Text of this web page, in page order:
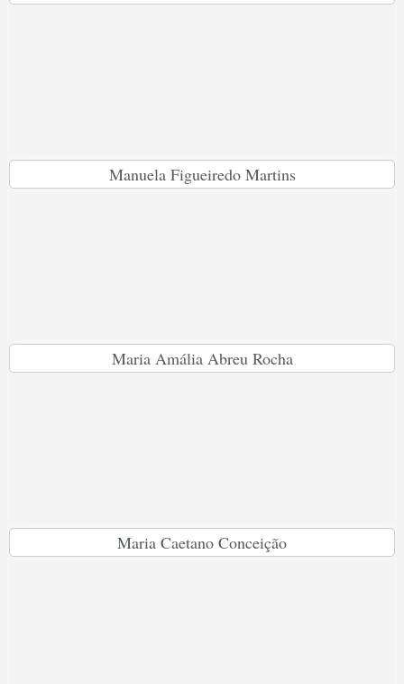
Manuela Figueiredo Martins
Maria Amália Abreu Rocha
Maria Caetano Conceição